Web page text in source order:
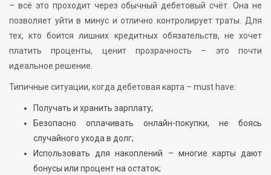
– всё это проходит через обычный дебетовый счёт. Она не
позволяет уйти в минус и отлично контролирует траты. Для
тех, кто боится лишних кредитных обязательств, не хочет
платить проценты, ценит прозрачность – это почти
идеальное решение.
Типичные ситуации, когда дебетовая карта – must have:
Получать и хранить зарплату;
Безопасно оплачивать онлайн-покупки, не боясь
случайного ухода в долг;
Использовать для накоплений – многие карты дают
бонусы или процент на остаток;